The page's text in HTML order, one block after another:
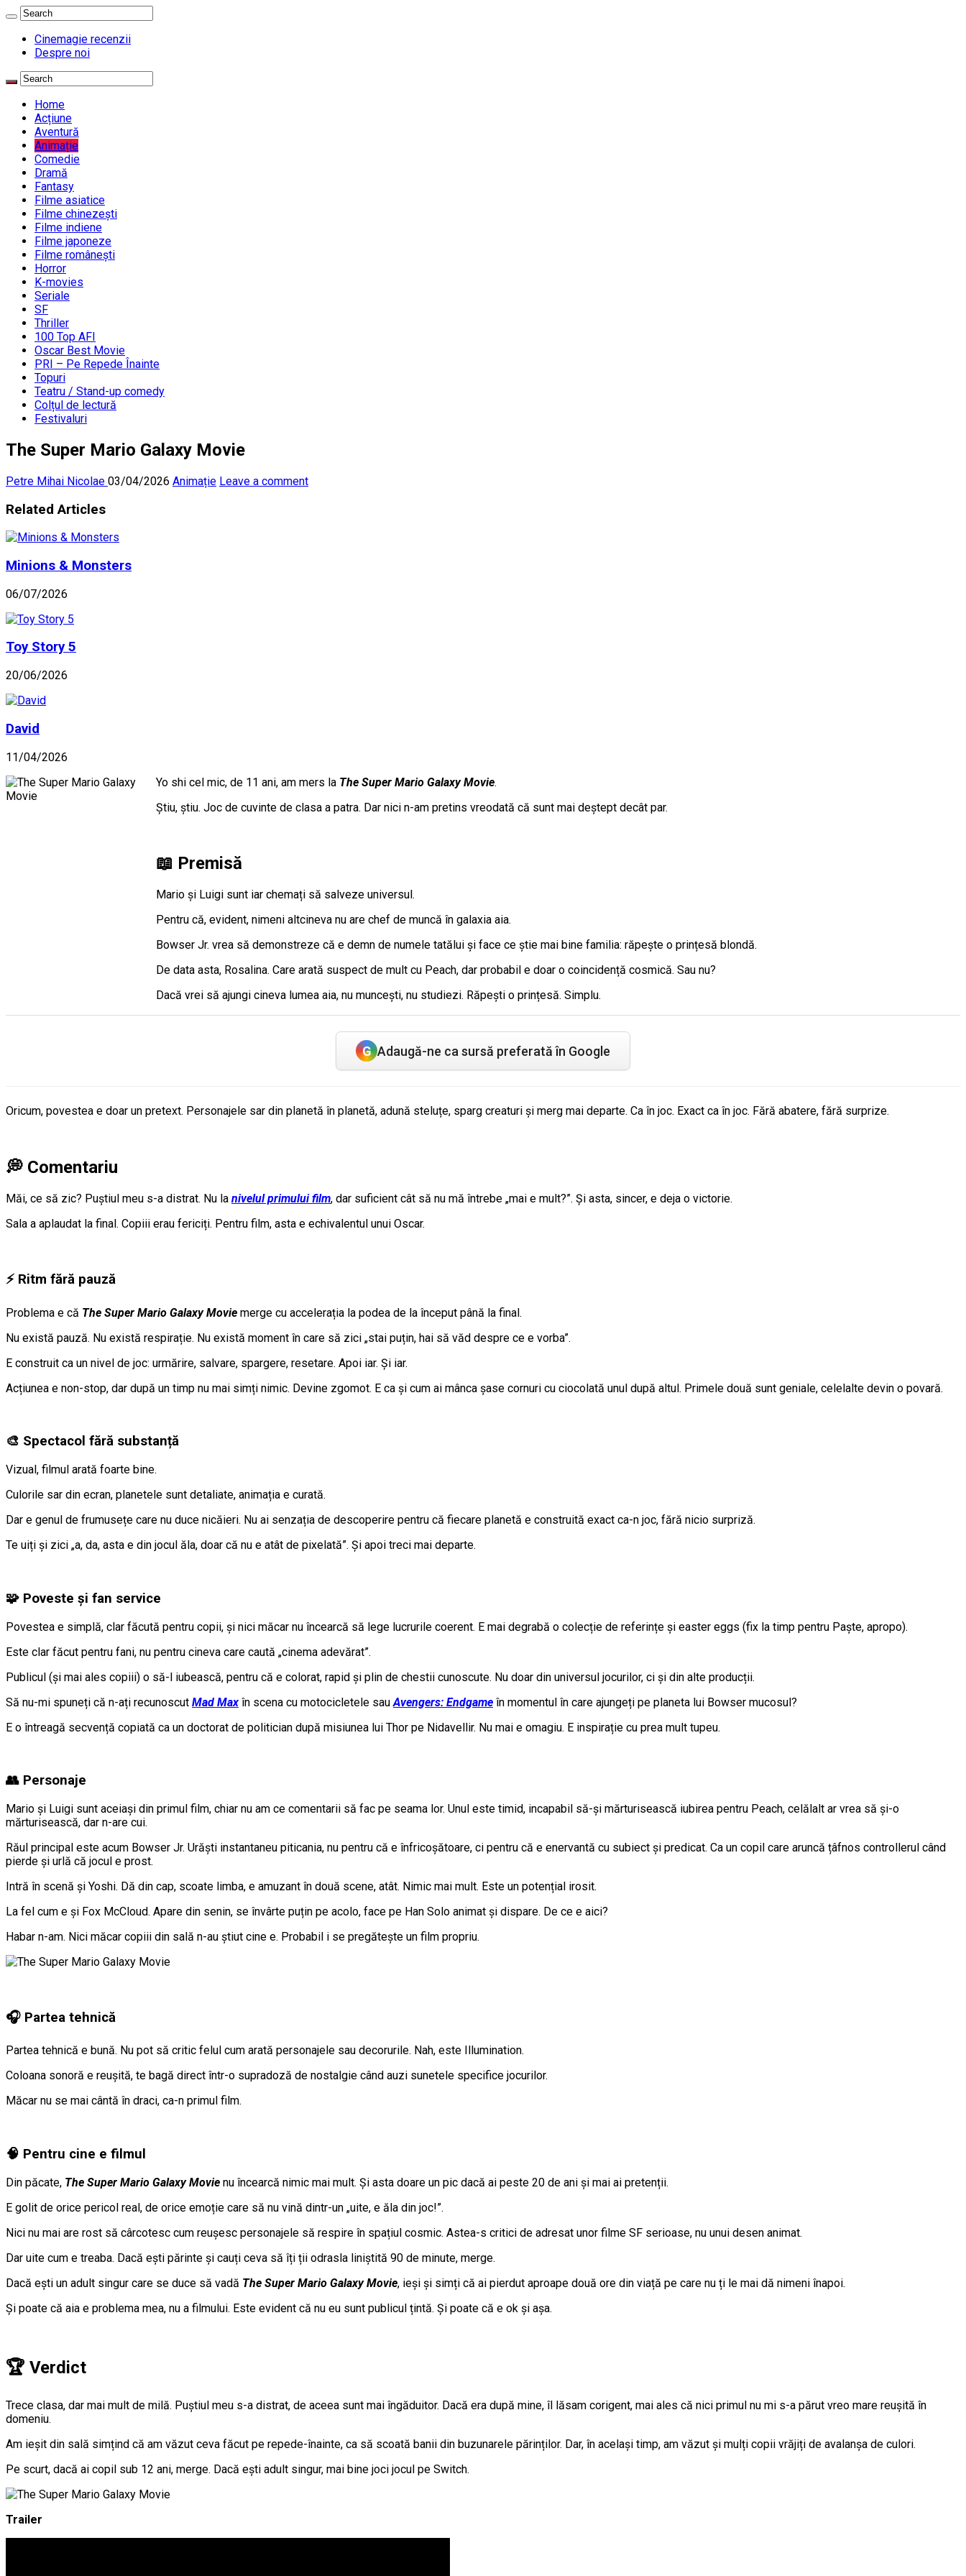
Cinemagie recenzii
Despre noi
Home
Acțiune
Aventură
Animație
Comedie
Dramă
Fantasy
Filme asiatice
Filme chinezești
Filme indiene
Filme japoneze
Filme românești
Horror
K-movies
Seriale
SF
Thriller
100 Top AFI
Oscar Best Movie
PRI – Pe Repede Înainte
Topuri
Teatru / Stand-up comedy
Colțul de lectură
Festivaluri
The Super Mario Galaxy Movie
Petre Mihai Nicolae 03/04/2026 Animație Leave a comment
Related Articles
Minions & Monsters
06/07/2026
Toy Story 5
20/06/2026
David
11/04/2026
Yo shi cel mic, de 11 ani, am mers la The Super Mario Galaxy Movie.
Știu, știu. Joc de cuvinte de clasa a patra. Dar nici n-am pretins vreodată că sunt mai deștept decât par.
📖 Premisă
Mario și Luigi sunt iar chemați să salveze universul.
Pentru că, evident, nimeni altcineva nu are chef de muncă în galaxia aia.
Bowser Jr. vrea să demonstreze că e demn de numele tatălui și face ce știe mai bine familia: răpește o prințesă blondă.
De data asta, Rosalina. Care arată suspect de mult cu Peach, dar probabil e doar o coincidență cosmică. Sau nu?
Dacă vrei să ajungi cineva lumea aia, nu muncești, nu studiezi. Răpești o prințesă. Simplu.
G Adaugă-ne ca sursă preferată în Google
Oricum, povestea e doar un pretext. Personajele sar din planetă în planetă, adună steluțe, sparg creaturi și merg mai departe. Ca în joc. Exact ca în joc. Fără abatere, fără surprize.
💭 Comentariu
Măi, ce să zic? Puștiul meu s-a distrat. Nu la nivelul primului film, dar suficient cât să nu mă întrebe „mai e mult?”. Și asta, sincer, e deja o victorie.
Sala a aplaudat la final. Copiii erau fericiți. Pentru film, asta e echivalentul unui Oscar.
⚡ Ritm fără pauză
Problema e că The Super Mario Galaxy Movie merge cu accelerația la podea de la început până la final.
Nu există pauză. Nu există respirație. Nu există moment în care să zici „stai puțin, hai să văd despre ce e vorba”.
E construit ca un nivel de joc: urmărire, salvare, spargere, resetare. Apoi iar. Și iar.
Acțiunea e non-stop, dar după un timp nu mai simți nimic. Devine zgomot. E ca și cum ai mânca șase cornuri cu ciocolată unul după altul. Primele două sunt geniale, celelalte devin o povară.
🎨 Spectacol fără substanță
Vizual, filmul arată foarte bine.
Culorile sar din ecran, planetele sunt detaliate, animația e curată.
Dar e genul de frumusețe care nu duce nicăieri. Nu ai senzația de descoperire pentru că fiecare planetă e construită exact ca-n joc, fără nicio surpriză.
Te uiți și zici „a, da, asta e din jocul ăla, doar că nu e atât de pixelată”. Și apoi treci mai departe.
🧩 Poveste și fan service
Povestea e simplă, clar făcută pentru copii, și nici măcar nu încearcă să lege lucrurile coerent. E mai degrabă o colecție de referințe și easter eggs (fix la timp pentru Paște, apropo).
Este clar făcut pentru fani, nu pentru cineva care caută „cinema adevărat”.
Publicul (și mai ales copiii) o să-l iubească, pentru că e colorat, rapid și plin de chestii cunoscute. Nu doar din universul jocurilor, ci și din alte producții.
Să nu-mi spuneți că n-ați recunoscut Mad Max în scena cu motocicletele sau Avengers: Endgame în momentul în care ajungeți pe planeta lui Bowser mucosul?
E o întreagă secvență copiată ca un doctorat de politician după misiunea lui Thor pe Nidavellir. Nu mai e omagiu. E inspirație cu prea mult tupeu.
👥 Personaje
Mario și Luigi sunt aceiași din primul film, chiar nu am ce comentarii să fac pe seama lor. Unul este timid, incapabil să-și mărturisească iubirea pentru Peach, celălalt ar vrea să și-o
mărturisească, dar n-are cui.
Răul principal este acum Bowser Jr. Urăști instantaneu piticania, nu pentru că e înfricoșătoare, ci pentru că e enervantă cu subiect și predicat. Ca un copil care aruncă țâfnos controllerul când
pierde și urlă că jocul e prost.
Intră în scenă și Yoshi. Dă din cap, scoate limba, e amuzant în două scene, atât. Nimic mai mult. Este un potențial irosit.
La fel cum e și Fox McCloud. Apare din senin, se învârte puțin pe acolo, face pe Han Solo animat și dispare. De ce e aici?
Habar n-am. Nici măcar copiii din sală n-au știut cine e. Probabil i se pregătește un film propriu.
🎧 Partea tehnică
Partea tehnică e bună. Nu pot să critic felul cum arată personajele sau decorurile. Nah, este Illumination.
Coloana sonoră e reușită, te bagă direct într-o supradoză de nostalgie când auzi sunetele specifice jocurilor.
Măcar nu se mai cântă în draci, ca-n primul film.
🧠 Pentru cine e filmul
Din păcate, The Super Mario Galaxy Movie nu încearcă nimic mai mult. Și asta doare un pic dacă ai peste 20 de ani și mai ai pretenții.
E golit de orice pericol real, de orice emoție care să nu vină dintr-un „uite, e ăla din joc!”.
Nici nu mai are rost să cârcotesc cum reușesc personajele să respire în spațiul cosmic. Astea-s critici de adresat unor filme SF serioase, nu unui desen animat.
Dar uite cum e treaba. Dacă ești părinte și cauți ceva să îți ții odrasla liniștită 90 de minute, merge.
Dacă ești un adult singur care se duce să vadă The Super Mario Galaxy Movie, ieși și simți că ai pierdut aproape două ore din viață pe care nu ți le mai dă nimeni înapoi.
Și poate că aia e problema mea, nu a filmului. Este evident că nu eu sunt publicul țintă. Și poate că e ok și așa.
🏆 Verdict
Trece clasa, dar mai mult de milă. Puștiul meu s-a distrat, de aceea sunt mai îngăduitor. Dacă era după mine, îl lăsam corigent, mai ales că nici primul nu mi s-a părut vreo mare reușită în
domeniu.
Am ieșit din sală simțind că am văzut ceva făcut pe repede-înainte, ca să scoată banii din buzunarele părinților. Dar, în același timp, am văzut și mulți copii vrăjiți de avalanșa de culori.
Pe scurt, dacă ai copil sub 12 ani, merge. Dacă ești adult singur, mai bine joci jocul pe Switch.
Trailer